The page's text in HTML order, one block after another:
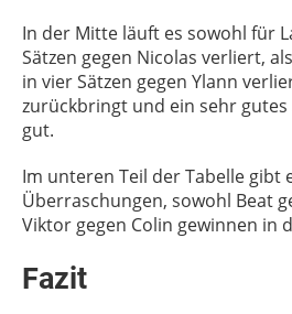
In der Mitte läuft es sowohl für
Sätzen gegen Nicolas verliert,
in vier Sätzen gegen Ylann
zurückbringt und ein sehr
gut.
Im unteren Teil der Tabelle gibt
Überraschungen, sowohl Beat
Viktor gegen Colin gewinnen in
Fazit